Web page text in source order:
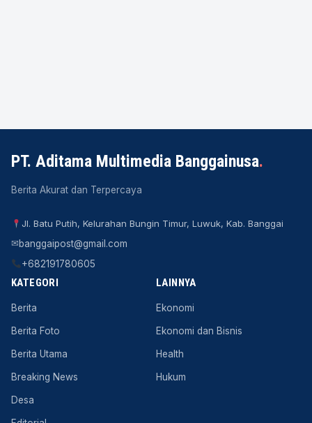
PT. Aditama Multimedia Banggainusa.
Berita Akurat dan Terpercaya
Jl. Batu Putih, Kelurahan Bungin Timur, Luwuk, Kab. Banggai
✉banggaipost@gmail.com
+682191780605
KATEGORI
Berita
Berita Foto
Berita Utama
Breaking News
Desa
LAINNYA
Ekonomi
Ekonomi dan Bisnis
Health
Hukum